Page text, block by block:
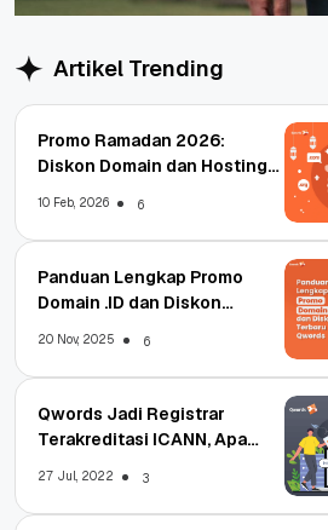
Artikel Trending
Promo Ramadan 2026:
Diskon Domain dan Hosting
10 Feb, 2026 6
Panduan Lengkap Promo
Domain .ID dan Diskon
20 Nov, 2025 6
Qwords Jadi Registrar
Terakreditasi ICANN, Apa
27 Jul, 2022 3